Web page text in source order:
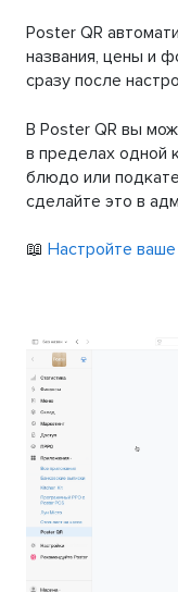
Poster QR
названия, цены и
сразу после
В Poster QR вы
в пределах одной
блюдо или
сделайте это в
📖 Настройте